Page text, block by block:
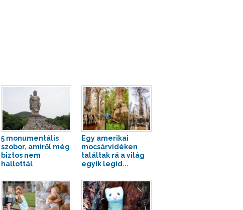
5 monumentális
szobor, amiről még
biztos nem
hallottál
Egy amerikai
mocsárvidéken
találtak rá a világ
egyik legid...